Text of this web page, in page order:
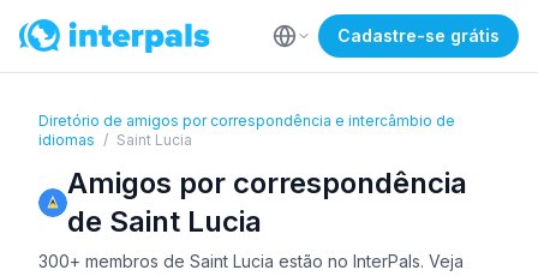
Cadastre-se grátis
Diretório de amigos por correspondência e intercâmbio de
idiomas / Saint Lucia
Amigos por correspondência
de Saint Lucia
300+ membros de Saint Lucia estão no InterPals. Veja